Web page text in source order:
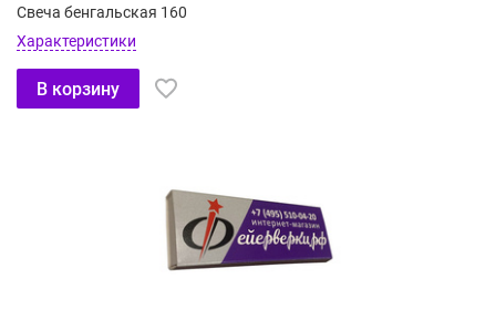
Свеча бенгальская 160
Характеристики
В корзину